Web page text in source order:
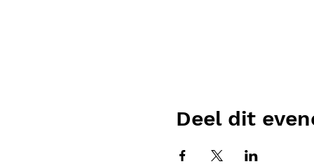
Deel dit